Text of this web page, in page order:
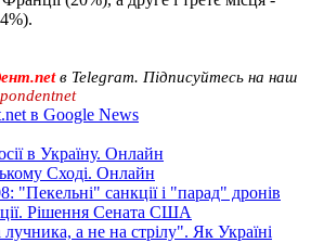
в Telegram. Підписуйтесь на наш
в Google News
в Україну. Онлайн
Сході. Онлайн
"Пекельні" санкції і "парад" дронів
Рішення Сената США
а не на стрілу". Як Україні